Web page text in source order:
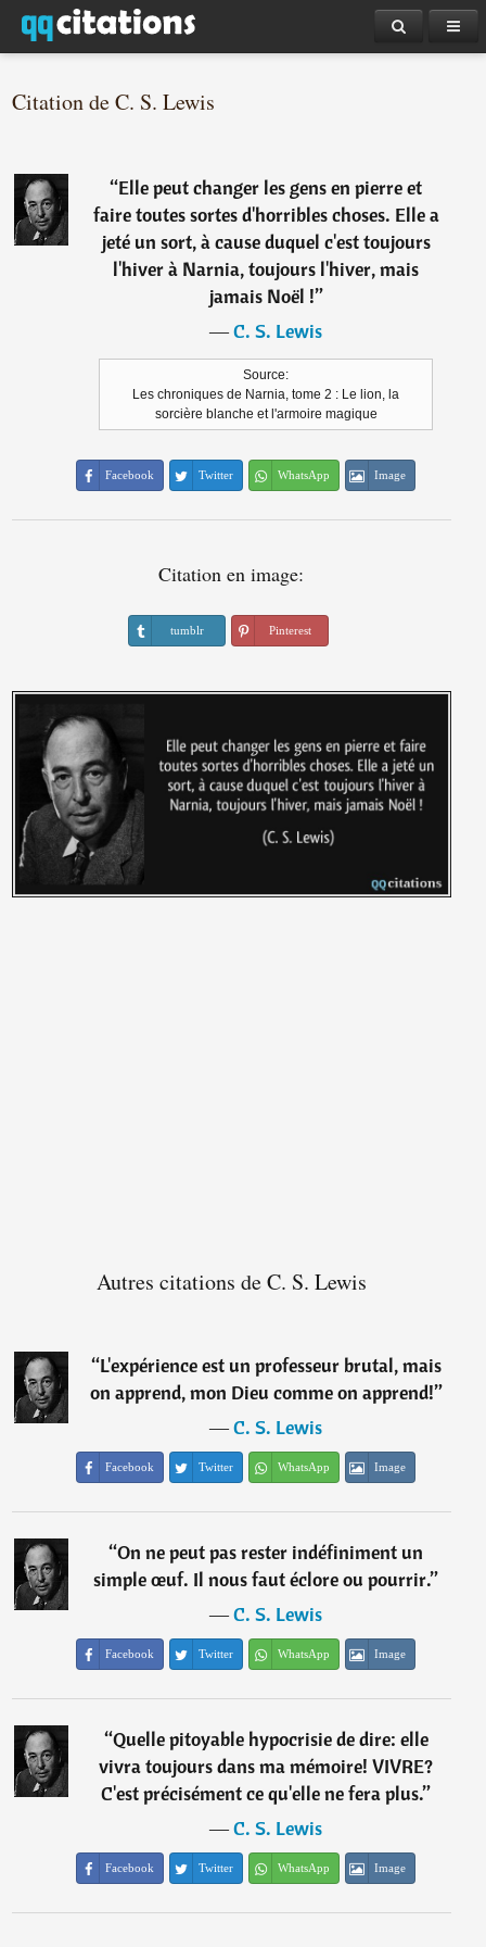
Citation de C. S. Lewis
“Elle peut changer les gens en pierre et
faire toutes sortes d'horribles choses. Elle a
jeté un sort, à cause duquel c'est toujours
l'hiver à Narnia, toujours l'hiver, mais
jamais Noël !”
―C. S. Lewis
Source:
Les chroniques de Narnia, tome 2 : Le lion, la
sorcière blanche et l'armoire magique
Facebook Twitter WhatsApp Image
Citation en image:
tumblr Pinterest
Autres citations de C. S. Lewis
“L'expérience est un professeur brutal, mais
on apprend, mon Dieu comme on apprend!”
―C. S. Lewis
Facebook Twitter WhatsApp Image
“On ne peut pas rester indéfiniment un
simple œuf. Il nous faut éclore ou pourrir.”
―C. S. Lewis
Facebook Twitter WhatsApp Image
“Quelle pitoyable hypocrisie de dire: elle
vivra toujours dans ma mémoire! VIVRE?
C'est précisément ce qu'elle ne fera plus.”
―C. S. Lewis
Facebook Twitter WhatsApp Image